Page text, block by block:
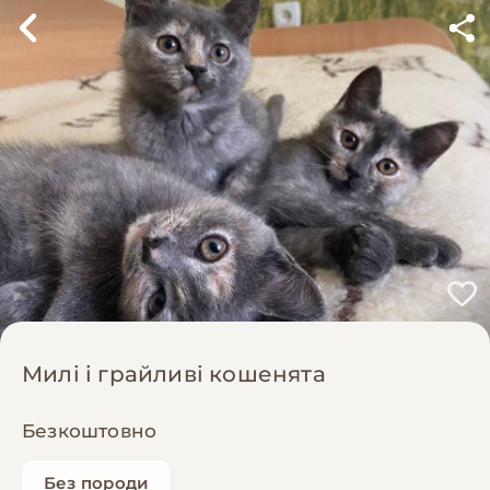
Милі і грайливі кошенята
Безкоштовно
Без породи